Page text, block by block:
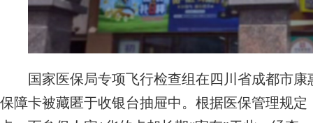
国家医保局专项飞行检查组在四川省成都市康
保障卡被藏匿于收银台抽屉中。根据医保管理规